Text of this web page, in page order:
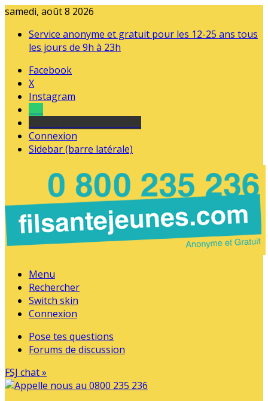
samedi, août 8 2026
Service anonyme et gratuit pour les 12-25 ans tous
les jours de 9h à 23h
Facebook
X
Instagram
Connexion
Sidebar (barre latérale)
Menu
Rechercher
Switch skin
Connexion
Pose tes questions
Forums de discussion
FSJ chat »